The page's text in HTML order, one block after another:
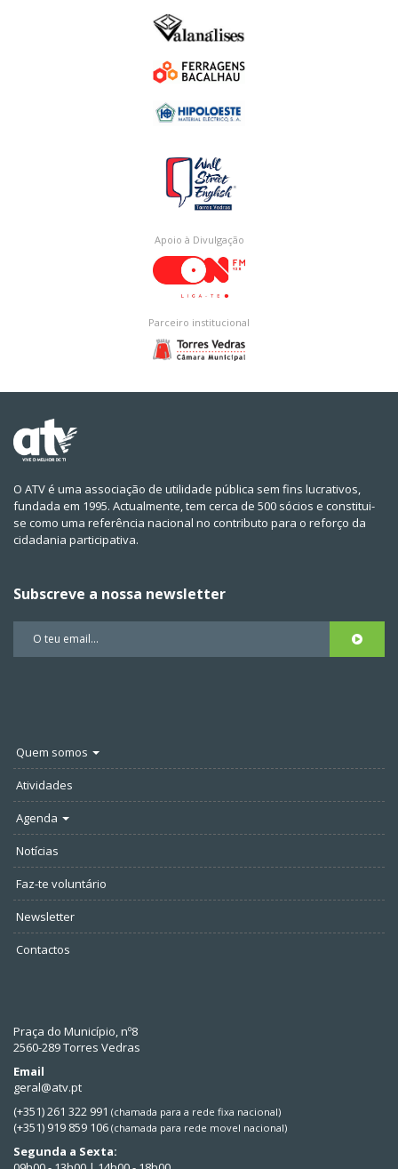
Apoio à Divulgação
Parceiro institucional
O ATV é uma associação de utilidade pública sem fins lucrativos,
fundada em 1995. Actualmente, tem cerca de 500 sócios e constitui-
se como uma referência nacional no contributo para o reforço da
cidadania participativa.
Subscreve a nossa newsletter
Quem somos
Atividades
Agenda
Notícias
Faz-te voluntário
Newsletter
Contactos
Praça do Município, nº8
2560-289 Torres Vedras
Email
geral@atv.pt
(+351) 261 322 991 (chamada para a rede fixa nacional)
(+351) 919 859 106 (chamada para rede movel nacional)
Segunda a Sexta: